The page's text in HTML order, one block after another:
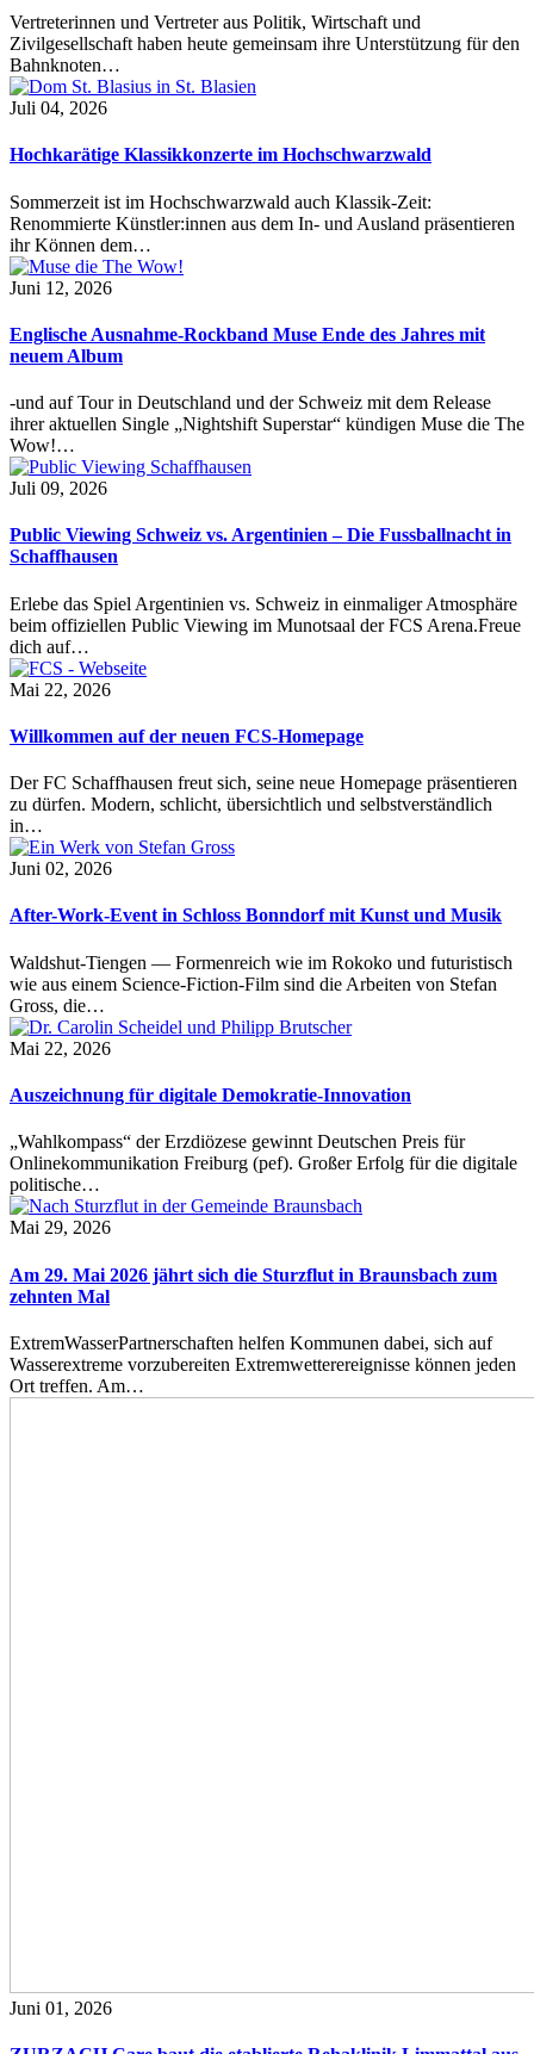
Vertreterinnen und Vertreter aus Politik, Wirtschaft und
Zivilgesellschaft haben heute gemeinsam ihre Unterstützung für den
Bahnknoten…
Juli 04, 2026
Hochkarätige Klassikkonzerte im Hochschwarzwald
Sommerzeit ist im Hochschwarzwald auch Klassik-Zeit:
Renommierte Künstler:innen aus dem In- und Ausland präsentieren
ihr Können dem…
Juni 12, 2026
Englische Ausnahme-Rockband Muse Ende des Jahres mit
neuem Album
-und auf Tour in Deutschland und der Schweiz mit dem Release
ihrer aktuellen Single „Nightshift Superstar“ kündigen Muse die The
Wow!…
Juli 09, 2026
Public Viewing Schweiz vs. Argentinien – Die Fussballnacht in
Schaffhausen
Erlebe das Spiel Argentinien vs. Schweiz in einmaliger Atmosphäre
beim offiziellen Public Viewing im Munotsaal der FCS Arena.Freue
dich auf…
Mai 22, 2026
Willkommen auf der neuen FCS-Homepage
Der FC Schaffhausen freut sich, seine neue Homepage präsentieren
zu dürfen. Modern, schlicht, übersichtlich und selbstverständlich
in…
Juni 02, 2026
After-Work-Event in Schloss Bonndorf mit Kunst und Musik
Waldshut-Tiengen — Formenreich wie im Rokoko und futuristisch
wie aus einem Science-Fiction-Film sind die Arbeiten von Stefan
Gross, die…
Mai 22, 2026
Auszeichnung für digitale Demokratie-Innovation
„Wahlkompass“ der Erzdiözese gewinnt Deutschen Preis für
Onlinekommunikation Freiburg (pef). Großer Erfolg für die digitale
politische…
Mai 29, 2026
Am 29. Mai 2026 jährt sich die Sturzflut in Braunsbach zum
zehnten Mal
ExtremWasserPartnerschaften helfen Kommunen dabei, sich auf
Wasserextreme vorzubereiten Extremwetterereignisse können jeden
Ort treffen. Am…
Juni 01, 2026